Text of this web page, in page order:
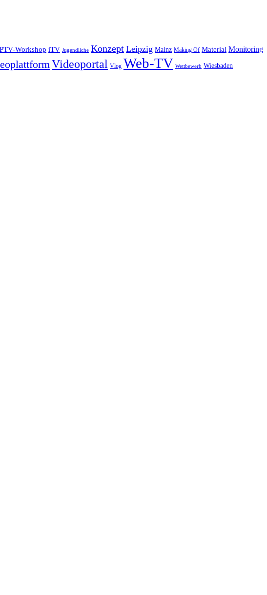
Workshop iTV Jugendliche Konzept Leipzig Mainz Making Of Material Monitoring
Videoportal Vlog Web-TV Wettbewerb Wiesbaden